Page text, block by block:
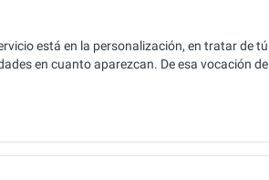
está en la personalización, en tratar de tú
en cuanto aparezcan. De esa vocación de